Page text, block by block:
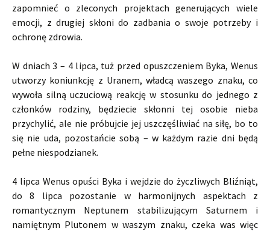
zapomnieć o zleconych projektach generujących wiele
emocji, z drugiej skłoni do zadbania o swoje potrzeby i
ochronę zdrowia.
W dniach 3 – 4 lipca, tuż przed opuszczeniem Byka, Wenus
utworzy koniunkcję z Uranem, władcą waszego znaku, co
wywoła silną uczuciową reakcję w stosunku do jednego z
członków rodziny, będziecie skłonni tej osobie nieba
przychylić, ale nie próbujcie jej uszczęśliwiać na siłę, bo to
się nie uda, pozostańcie sobą – w każdym razie dni będą
pełne niespodzianek.
4 lipca Wenus opuści Byka i wejdzie do życzliwych Bliźniąt,
do 8 lipca pozostanie w harmonijnych aspektach z
romantycznym Neptunem stabilizującym Saturnem i
namiętnym Plutonem w waszym znaku, czeka was więc